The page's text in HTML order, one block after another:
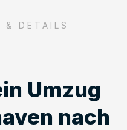
& DETAILS
Umzug
nach